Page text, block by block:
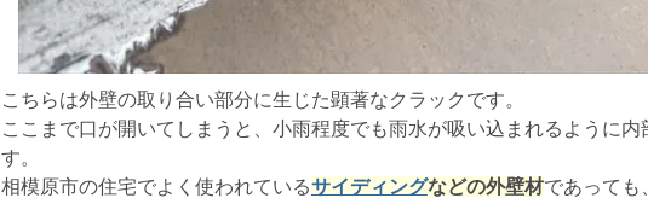
こちらは外壁の取り合い部分に生じた顕著なクラックです。
ここまで口が開いてしまうと、小雨程度でも雨水が吸い込まれるように内
す。
相模原市の住宅でよく使われているサイディングなどの外壁材であっても